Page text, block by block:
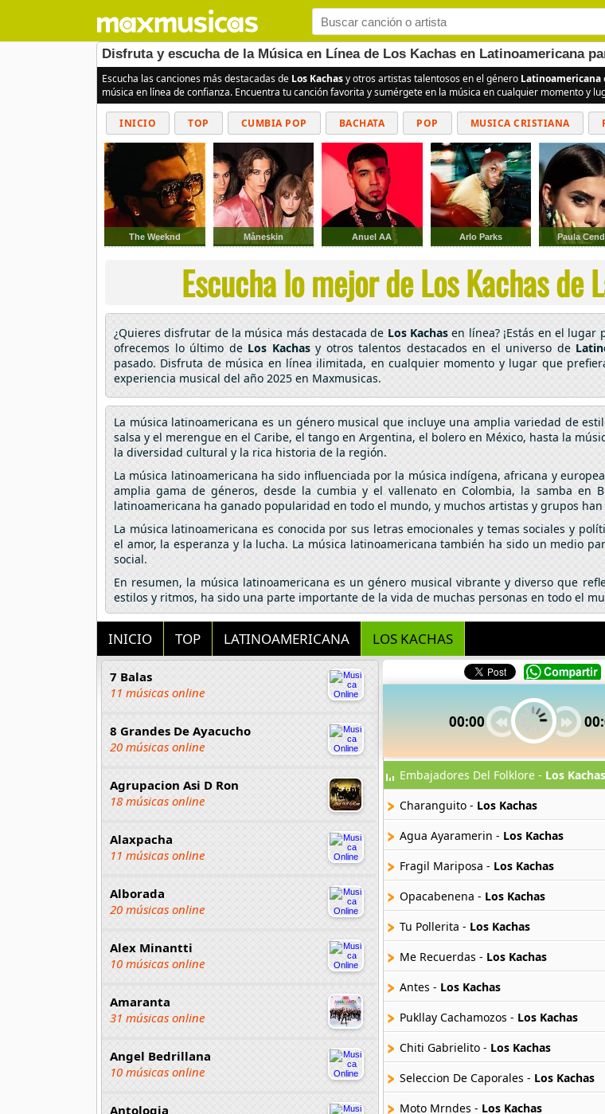
Disfruta y escucha de la Música en Línea de Los Kachas en Latinoamericana
Escucha las canciones más destacadas de Los Kachasy otros artistas talentosos en el género Latinoamericana
música en línea de confianza. Encuentra tu canción favorita y sumérgete en la música en cualquier momento y
INICIO TOP CUMBIA POP BACHATA POP MUSICA CRISTIANA
CUMBIAS
The Weeknd Måneskin Anuel AA Arlo Parks Paula
Escucha lo mejor de Los Kachas
¿Quieres disfrutar de la música más destacada de Los Kachas en línea? ¡Estás en el
ofrecemos lo último de Los Kachasy otros talentos destacados en el universo de
pasado. Disfruta de música en línea ilimitada, en cualquier momento y lugar que
experiencia musical del año 2025 en Maxmusicas.
La música latinoamericana es un género musical que incluye una amplia variedad de
salsa y el merengue en el Caribe, el tango en Argentina, el bolero en México, hasta la
la diversidad cultural y la rica historia de la región.
La música latinoamericana ha sido influenciada por la música indígena, africana y
amplia gama de géneros, desde la cumbia y el vallenato en Colombia, la samba en
latinoamericana ha ganado popularidad en todo el mundo, y muchos artistas y grupos
La música latinoamericana es conocida por sus letras emocionales y temas sociales y
el amor, la esperanza y la lucha. La música latinoamericana también ha sido un medio
social.
En resumen, la música latinoamericana es un género musical vibrante y diverso que
estilos y ritmos, ha sido una parte importante de la vida de muchas personas en todo el
INICIO TOP LATINOAMERICANA LOS KACHAS
7 Balas
11 músicas online
8 Grandes De Ayacucho
20 músicas online
Agrupacion Asi D Ron
18 músicas online
Alaxpacha
11 músicas online
Alborada
20 músicas online
Alex Minantti
10 músicas online
Amaranta
31 músicas online
Angel Bedrillana
10 músicas online
Antologia
00:00
Embajadores Del Folklore - Los Kachas
Charanguito - Los Kachas
Agua Ayaramerin - Los Kachas
Fragil Mariposa - Los Kachas
Opacabenena - Los Kachas
Tu Pollerita - Los Kachas
Me Recuerdas - Los Kachas
Antes - Los Kachas
Pukllay Cachamozos - Los Kachas
Chiti Gabrielito - Los Kachas
Seleccion De Caporales - Los Kachas
Moto Mrndes - Los Kachas